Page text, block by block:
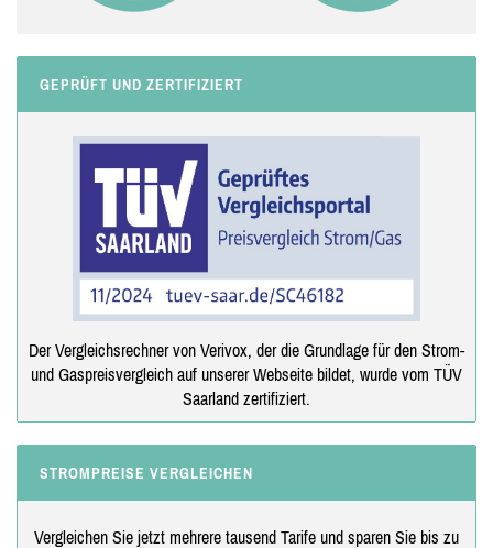
GEPRÜFT UND ZERTIFIZIERT
Der Vergleichsrechner von Verivox, der die Grundlage für den Strom-
und Gaspreisvergleich auf unserer Webseite bildet, wurde vom TÜV
Saarland zertifiziert.
STROMPREISE VERGLEICHEN
Vergleichen Sie jetzt mehrere tausend Tarife und sparen Sie bis zu